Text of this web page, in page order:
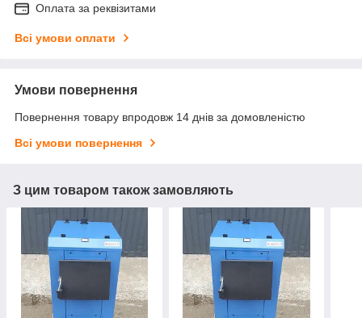
Оплата за реквізитами
Всі умови оплати
Умови повернення
Повернення товару впродовж 14 днів за домовленістю
Всі умови повернення
З цим товаром також замовляють